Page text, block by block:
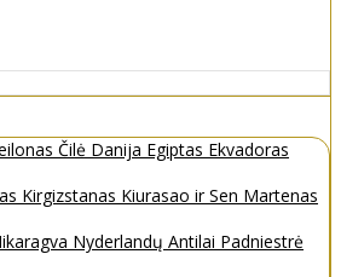
Čilė Danija Egiptas Ekvadoras
Kirgizstanas Kiurasao ir Sen Martenas
Nyderlandų Antilai Padniestrė